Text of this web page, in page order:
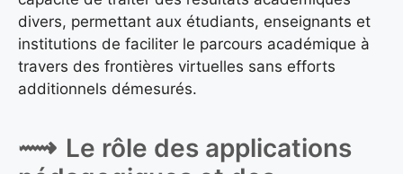
divers, permettant aux étudiants, enseignants et
institutions de faciliter le parcours académique à
travers des frontières virtuelles sans efforts
additionnels démesurés.
Le rôle des applications